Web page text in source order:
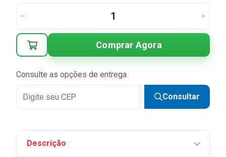
Comprar Agora
Consulte as opções de entrega
Consultar
Descrição